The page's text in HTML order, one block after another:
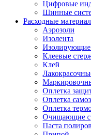
Цифровые
Шинные
Расходные
Аэрозоли
Изолента
Изолирующие
Клеевые
Клей
Оплетка
Оплетка
Оплетка
Очищающие
Паста